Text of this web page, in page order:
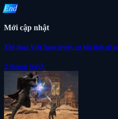
End
Mới cập nhật
Thể thao Việt Nam trước cơ hội lịch sử
2 tháng trước